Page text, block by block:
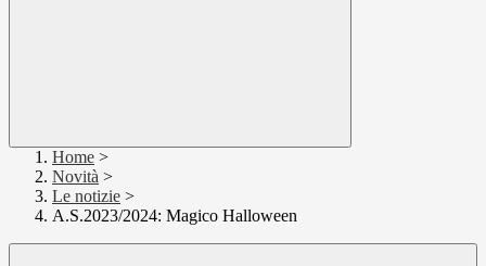
Home >
Novità >
Le notizie >
A.S.2023/2024: Magico Halloween